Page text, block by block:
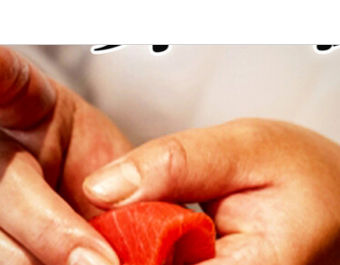
店
ージャー
ャー
住宅手当あり 寮・社宅あり(住み込み) 交通費支給
家族手当あり
センティブあり 退職金あり 給与手渡しOK 日払いOK 週払いOK
や 梅田駅前店
・サービススタッフ
ービススタッフ
円
交通費支給 インセンティブあり